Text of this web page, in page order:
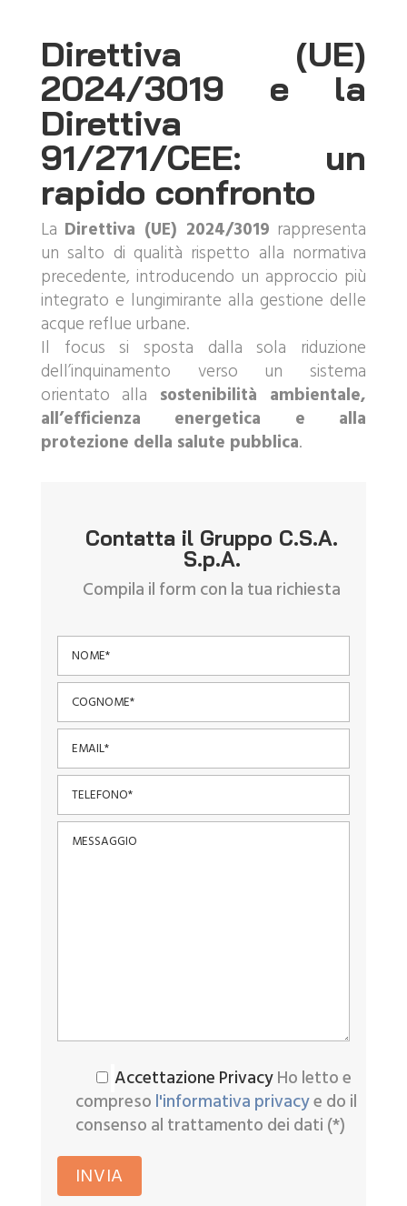
Direttiva (UE)
2024/3019 e la
Direttiva
91/271/CEE: un
rapido confronto
La Direttiva (UE) 2024/3019 rappresenta
un salto di qualità rispetto alla normativa
precedente, introducendo un approccio più
integrato e lungimirante alla gestione delle
acque reflue urbane.
Il focus si sposta dalla sola riduzione
dell’inquinamento verso un sistema
orientato alla sostenibilità ambientale,
all’efficienza energetica e alla
protezione della salute pubblica.
Contatta il Gruppo C.S.A.
S.p.A.
Compila il form con la tua richiesta
Accettazione PrivacyHo letto e
compresol'informativa privacye do il
consenso al trattamento dei dati (*)